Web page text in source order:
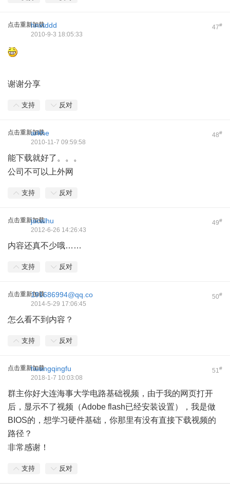
点击重新加载 47#
hnxtddd
2010-9-3 18:05:33
谢谢分享
支持 反对
点击重新加载 48#
arkhe
2010-11-7 09:59:58
能下载就好了。。。
公司不可以上外网
支持 反对
点击重新加载 49#
jacalhu
2012-6-26 14:26:43
内容还真不少哦……
支持 反对
点击重新加载 50#
191686994@qq.co
2014-5-29 17:06:45
怎么看不到内容？
支持 反对
点击重新加载 51#
huangqingfu
2018-1-7 10:03:08
群主你好大连海事大学电路基础视频，由于我的网页打开
后，显示不了视频（Adobe flash已经安装设置），我是做
BIOS的，想学习硬件基础，你那里有没有直接下载视频的
路径？
非常感谢！
支持 反对